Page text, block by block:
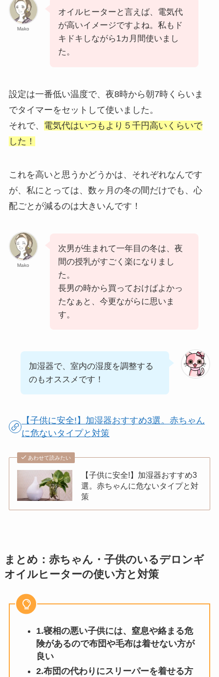
Mako
オイルヒーターと言えば、電気代
が高いイメージですよね。私もド
キドキしながら1カ月間使いまし
た。
設定は一番低い温度で、夜8時から朝7時くらいま
でタイマーをセットして使いました。
それで、 電気代はいつもより５千円高いくらいで
した！
これを高いと思うかどうかは、それぞれなんです
が、私にとっては、数ヶ月の冬の間だけでも、心
配ごとが減るのは大きいんです！
Mako
次男が生まれて一年目の冬は、夜
間の授乳がすごく楽になりまし
た。
長男の時から買っておけばよかっ
たなぁと、今更ながらに思いま
す。
加湿器で、室内の湿度を調整する
のもオススメです！
【子供に安全!】加湿器おすすめ3選。赤ちゃん
に危ないタイプと対策
あわせて読みたい
【子供に安全!】加湿器おすすめ3
選。赤ちゃんに危ないタイプと対
策
まとめ：赤ちゃん・子供のいるデロンギ
オイルヒーターの使い方と対策
1.寝相の悪い子供には、窒息や絡まる危
険があるので布団や毛布は着せない方が
良い
2.布団の代わりにスリーパーを着せる方